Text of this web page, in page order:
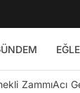
ZammıAcı